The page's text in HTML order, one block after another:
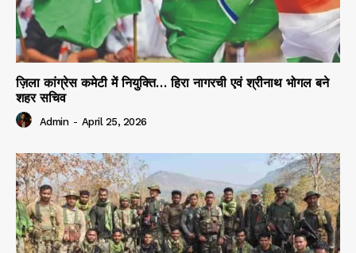
ज़िला कांग्रेस कमेटी में नियुक्ति… हिरा नागरची एवं श्रीनाथ भोगल बने
शहर सचिव
Admin - April 25, 2026